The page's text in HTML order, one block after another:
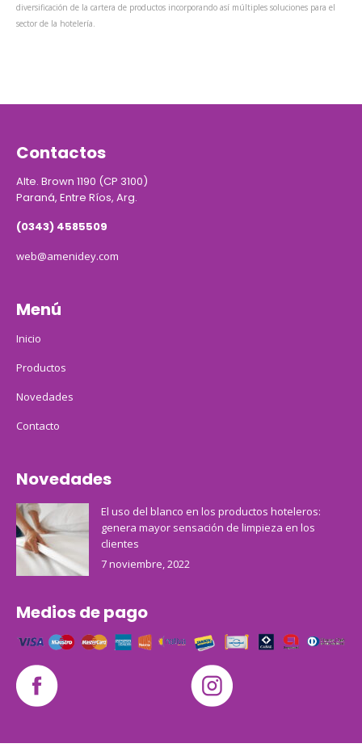
diversificación de la cartera de productos incorporando así múltiples soluciones para el
sector de la hotelería.
Contactos
Alte. Brown 1190 (CP 3100)
Paraná, Entre Ríos, Arg.
(0343) 4585509
web@amenidey.com
Menú
Inicio
Productos
Novedades
Contacto
Novedades
El uso del blanco en los productos hoteleros:
genera mayor sensación de limpieza en los
clientes
7 noviembre, 2022
Medios de pago